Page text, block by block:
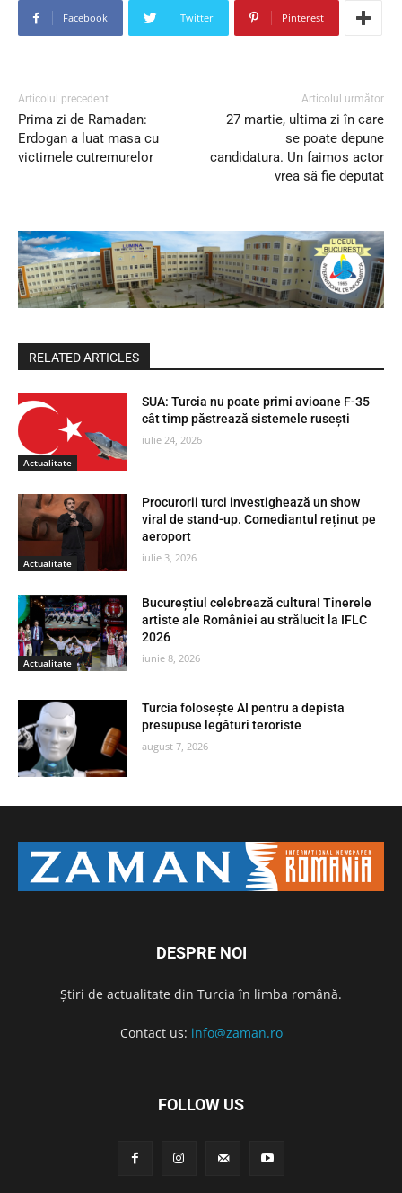
Facebook Twitter Pinterest
Articolul precedent
Prima zi de Ramadan:
Erdogan a luat masa cu
victimele cutremurelor
Articolul următor
27 martie, ultima zi în care
se poate depune
candidatura. Un faimos actor
vrea să fie deputat
RELATED ARTICLES
Actualitate
SUA: Turcia nu poate primi avioane F-35
cât timp păstrează sistemele rusești
iulie 24, 2026
Actualitate
Procurorii turci investighează un show
viral de stand-up. Comediantul reținut pe
aeroport
iulie 3, 2026
Actualitate
Bucureștiul celebrează cultura! Tinerele
artiste ale României au strălucit la IFLC
2026
iunie 8, 2026
Turcia folosește AI pentru a depista
presupuse legături teroriste
august 7, 2026
DESPRE NOI
Știri de actualitate din Turcia în limba română.
Contact us: info@zaman.ro
FOLLOW US